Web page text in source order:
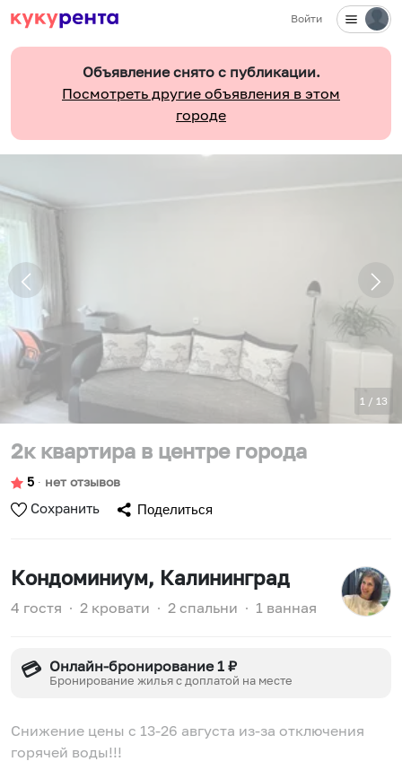
Войти
Объявление снято с публикации.
Посмотреть другие объявления в этом
городе
1 / 13
2к квартира в центре города
5 ∙ нет отзывов
Сохранить Поделиться
Кондоминиум, Калининград
4 гостя ∙ 2 кровати ∙ 2 спальни ∙ 1 ванная
💳 Онлайн-бронирование 1 ₽
Бронирование жилья с доплатой на месте
Снижение цены с 13-26 августа из-за отключения
горячей воды!!!